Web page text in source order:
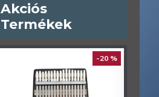
Akciós
Termékek
-20 %